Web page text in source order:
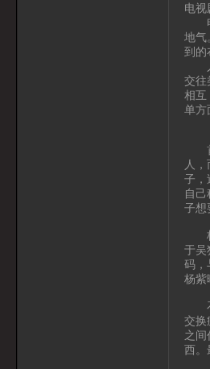
电视
电
地气
到的
人
交
相
单
首
人
子，
自
子想
杨
于吴
码，
杨紫
石
交换
之间
西。